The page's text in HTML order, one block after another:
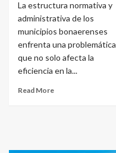
La estructura normativa y
administrativa de los
municipios bonaerenses
enfrenta una problemática
que no solo afecta la
eficiencia en la...
Read More